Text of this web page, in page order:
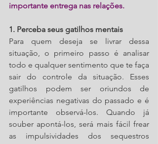
importante entrega nas relações.
1. Perceba seus gatilhos mentais
Para quem deseja se livrar dessa
situação, o primeiro passo é analisar
todo e qualquer sentimento que te faça
sair do controle da situação. Esses
gatilhos podem ser oriundos de
experiências negativas do passado e é
importante observá-los. Quando já
souber apontá-los, será mais fácil frear
as impulsividades dos sequestros